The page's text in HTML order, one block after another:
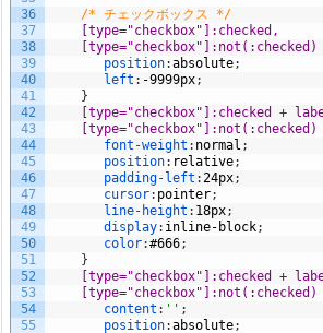
36
37
38
39
40
41
42
43
44
45
46
47
48
49
50
51
52
53
54
55
/* チェックボックス */
[type="checkbox"]:checked,
[type="checkbox"]:not(:checked)
position:absolute;
left : -9999px;
}
[type="checkbox"]:checked +
[type="checkbox"]:not(:checked)
font-weight : normal ;
position: relative;
padding-left : 24px;
cursor: pointer;
line-height : 18px;
display: inline-block;
color:#666;
}
[type="checkbox"]:checked +
[type="checkbox"]:not(:checked)
content : '' ;
position:absolute;